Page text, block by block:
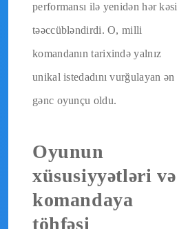
performansı ilə yenidən hər kəsi
təəccübləndirdi. O, milli
komandanın tarixində yalnız
unikal istedadını vurğulayan ən
gənc oyunçu oldu.
Oyunun
xüsusiyyətləri və
komandaya
töhfəsi